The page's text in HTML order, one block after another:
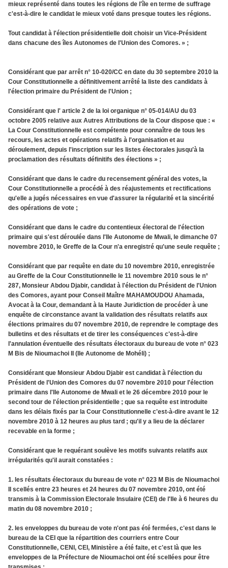
mieux représenté dans toutes les régions de l'île en terme de suffrage
c'est-à-dire le candidat le mieux voté dans presque toutes les régions.
Tout candidat à l'élection présidentielle doit choisir un Vice-Président
dans chacune des îles Autonomes de l'Union des Comores. » ;
Considérant que par arrêt n° 10-020/CC en date du 30 septembre 2010 la
Cour Constitutionnelle a définitivement arrêté la liste des candidats à
l'élection primaire du Président de l'Union ;
Considérant que l' article 2 de la loi organique n° 05-014/AU du 03
octobre 2005 relative aux Autres Attributions de la Cour dispose que : «
La Cour Constitutionnelle est compétente pour connaître de tous les
recours, les actes et opérations relatifs à l'organisation et au
déroulement, depuis l'inscription sur les listes électorales jusqu'à la
proclamation des résultats définitifs des élections » ;
Considérant que dans le cadre du recensement général des votes, la
Cour Constitutionnelle a procédé à des réajustements et rectifications
qu'elle a jugés nécessaires en vue d'assurer la régularité et la sincérité
des opérations de vote ;
Considérant que dans le cadre du contentieux électoral de l'élection
primaire qui s'est déroulée dans l'Ile Autonome de Mwali, le dimanche 07
novembre 2010, le Greffe de la Cour n'a enregistré qu'une seule requête ;
Considérant que par requête en date du 10 novembre 2010, enregistrée
au Greffe de la Cour Constitutionnelle le 11 novembre 2010 sous le n°
287, Monsieur Abdou Djabir, candidat à l'élection du Président de l'Union
des Comores, ayant pour Conseil Maître MAHAMOUDOU Ahamada,
Avocat à la Cour, demandant à la Haute Juridiction de procéder à une
enquête de circonstance avant la validation des résultats relatifs aux
élections primaires du 07 novembre 2010, de reprendre le comptage des
bulletins et des résultats et de tirer les conséquences c'est-à-dire
l'annulation éventuelle des résultats électoraux du bureau de vote n° 023
M Bis de Nioumachoi II (Ile Autonome de Mohéli) ;
Considérant que Monsieur Abdou Djabir est candidat à l'élection du
Président de l'Union des Comores du 07 novembre 2010 pour l'élection
primaire dans l'Ile Autonome de Mwali et le 26 décembre 2010 pour le
second tour de l'élection présidentielle ; que sa requête est introduite
dans les délais fixés par la Cour Constitutionnelle c'est-à-dire avant le 12
novembre 2010 à 12 heures au plus tard ; qu'il y a lieu de la déclarer
recevable en la forme ;
Considérant que le requérant soulève les motifs suivants relatifs aux
irrégularités qu'il aurait constatées :
1. les résultats électoraux du bureau de vote n° 023 M Bis de Nioumachoi
II scellés entre 23 heures et 24 heures du 07 novembre 2010, ont été
transmis à la Commission Electorale Insulaire (CEI) de l'Ile à 6 heures du
matin du 08 novembre 2010 ;
2. les enveloppes du bureau de vote n'ont pas été fermées, c'est dans le
bureau de la CEI que la répartition des courriers entre Cour
Constitutionnelle, CENI, CEI, Ministère a été faite, et c'est là que les
enveloppes de la Préfecture de Nioumachoi ont été scellées pour être